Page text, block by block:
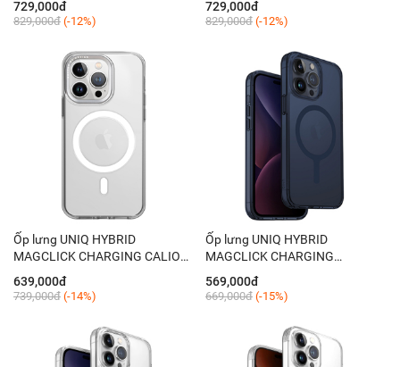
729,000đ
829,000đ (-12%)
729,000đ
829,000đ (-12%)
Ốp lưng UNIQ HYBRID
MAGCLICK CHARGING CALIO
IPHONE 15 PRO (2023) 6.1''
639,000đ
739,000đ (-14%)
Ốp lưng UNIQ HYBRID
MAGCLICK CHARGING
LIFEPRO XTREME (AF) IPHONE
15 PRO (2023) 6.1''
569,000đ
669,000đ (-15%)